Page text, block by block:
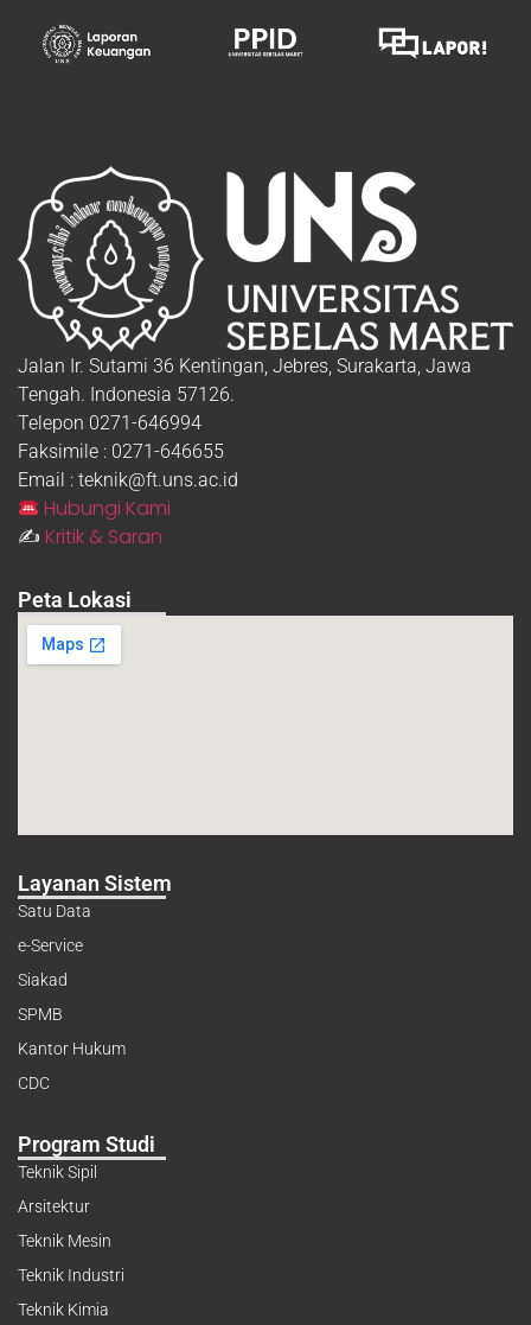
Jalan Ir. Sutami 36 Kentingan, Jebres, Surakarta, Jawa
Tengah. Indonesia 57126.
Telepon 0271-646994
Faksimile : 0271-646655
Email : teknik@ft.uns.ac.id
Hubungi Kami
✍️ Kritik & Saran
Peta Lokasi
Layanan Sistem
Satu Data
e-Service
Siakad
SPMB
Kantor Hukum
CDC
Program Studi
Teknik Sipil
Arsitektur
Teknik Mesin
Teknik Industri
Teknik Kimia